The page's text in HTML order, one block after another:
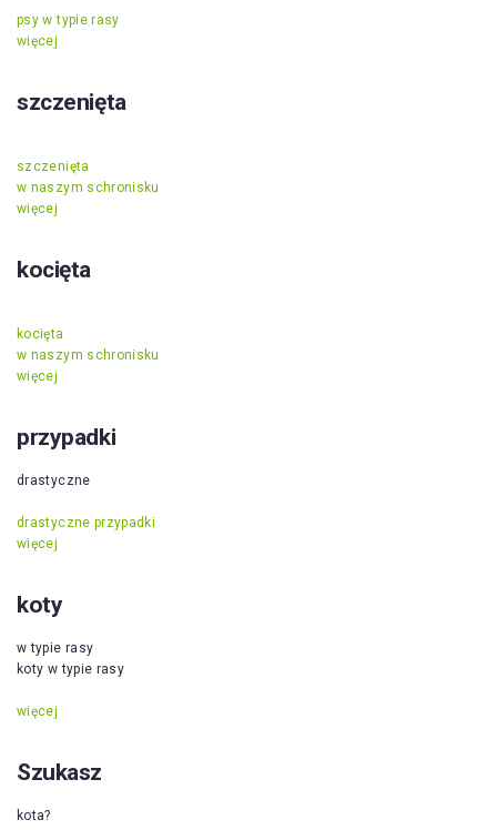
psy w typie rasy
więcej
szczenięta
szczenięta
w naszym schronisku
więcej
kocięta
kocięta
w naszym schronisku
więcej
przypadki
drastyczne
drastyczne przypadki
więcej
koty
w typie rasy
koty w typie rasy
więcej
Szukasz
kota?